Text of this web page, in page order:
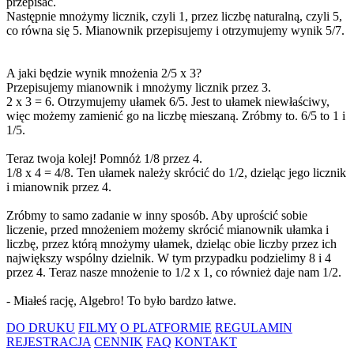
Następnie mnożymy licznik, czyli 1, przez liczbę naturalną, czyli 5,
co równa się 5. Mianownik przepisujemy i otrzymujemy wynik 5/7.
A jaki będzie wynik mnożenia 2/5 x 3?
Przepisujemy mianownik i mnożymy licznik przez 3.
2 x 3 = 6. Otrzymujemy ułamek 6/5. Jest to ułamek niewłaściwy,
więc możemy zamienić go na liczbę mieszaną. Zróbmy to. 6/5 to 1 i
1/5.
Teraz twoja kolej! Pomnóż 1/8 przez 4.
1/8 x 4 = 4/8. Ten ułamek należy skrócić do 1/2, dzieląc jego licznik
i mianownik przez 4.
Zróbmy to samo zadanie w inny sposób. Aby uprościć sobie
liczenie, przed mnożeniem możemy skrócić mianownik ułamka i
liczbę, przez którą mnożymy ułamek, dzieląc obie liczby przez ich
największy wspólny dzielnik. W tym przypadku podzielimy 8 i 4
przez 4. Teraz nasze mnożenie to 1/2 x 1, co również daje nam 1/2.
- Miałeś rację, Algebro! To było bardzo łatwe.
DO DRUKU FILMY O PLATFORMIE REGULAMIN
REJESTRACJA CENNIK FAQ KONTAKT